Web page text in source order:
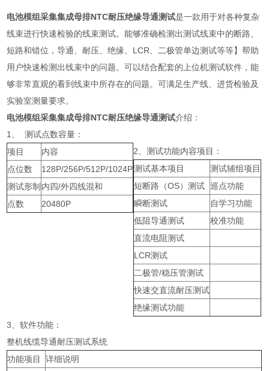
电池模组采集集成母排NTC耐压绝缘导通测试是一款用于对各种复杂
线束进行快速检验的线束测试。能够准确检测出测试线束中的断路、
短路和错位，导通、耐压、绝缘、LCR、二极管单边测试等等】帮助
用户快速检测出线束中的问题。可以结合配套的上位机测试软件，能
够非常直观的看到线束中所存在的问题。可满足生产线、进货检验及
实验室测量要求。
电池模组采集集成母排NTC耐压绝缘导通测试介绍：
1、 测试点数容量：
项目
内容
点位数
128P/256P/512P/1024P
测试形制 内四/外四线混和
点数
20480P
2、测试功能内容项目：
测试基本项目
测试辅组项目
短断路（OS）测试 巡点功能
瞬断测试
自学习功能
低阻导通测试
校准功能
直流电阻测试
LCR测试
二极管/稳压管测试
快速交直流耐压测试
绝缘测试功能
3、软件功能：
整机线缆导通耐压测试系统
功能项目
详细说明